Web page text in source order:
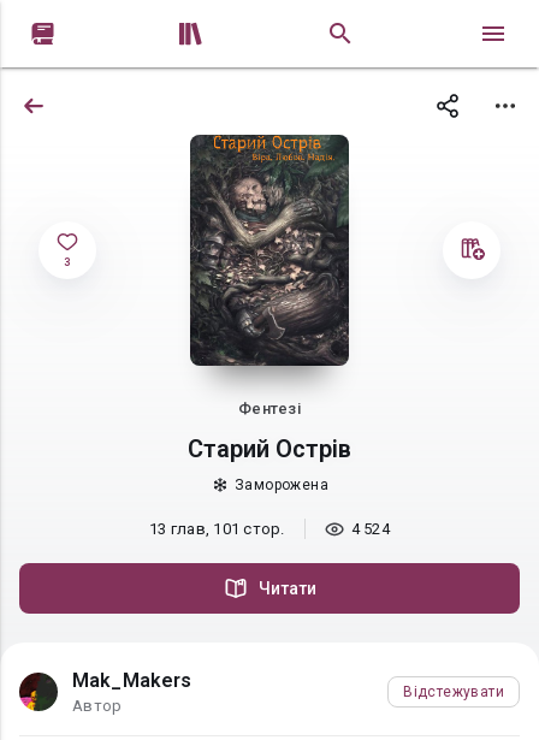
 
3
Фентезі
Старий Острів
Заморожена
13 глав, 101 стор. 4 524
Читати
Mak_Makers
Автор
Відстежувати